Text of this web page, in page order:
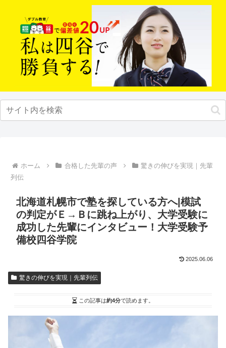
ホーム 合格した先輩の声
驚きの伸びを実現｜先輩
列伝
北海道札幌市で塾を探している方へ|模試
の判定がＥ→Ｂに跳ね上がり、大学受験に
成功した先輩にインタビュー！大学受験予
備校四谷学院
2025.06.06
驚きの伸びを実現｜先輩列伝
この記事は約4分で読めます。